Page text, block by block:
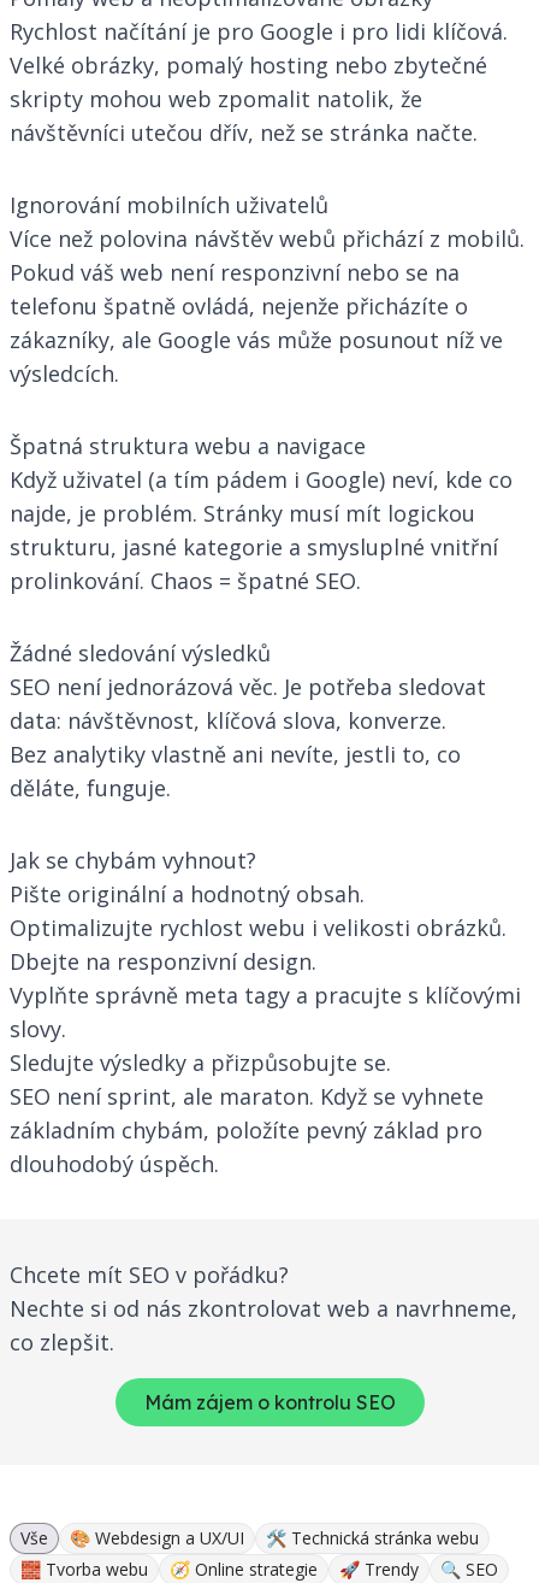
Rychlost načítání je pro Google i pro lidi klíčová.
Velké obrázky, pomalý hosting nebo zbytečné
skripty mohou web zpomalit natolik, že
návštěvníci utečou dřív, než se stránka načte.
Ignorování mobilních uživatelů
Více než polovina návštěv webů přichází z mobilů.
Pokud váš web není responzivní nebo se na
telefonu špatně ovládá, nejenže přicházíte o
zákazníky, ale Google vás může posunout níž ve
výsledcích.
Špatná struktura webu a navigace
Když uživatel (a tím pádem i Google) neví, kde co
najde, je problém. Stránky musí mít logickou
strukturu, jasné kategorie a smysluplné vnitřní
prolinkování. Chaos = špatné SEO.
Žádné sledování výsledků
SEO není jednorázová věc. Je potřeba sledovat
data: návštěvnost, klíčová slova, konverze.
Bez analytiky vlastně ani nevíte, jestli to, co
děláte, funguje.
Jak se chybám vyhnout?
Pište originální a hodnotný obsah.
Optimalizujte rychlost webu i velikosti obrázků.
Dbejte na responzivní design.
Vyplňte správně meta tagy a pracujte s klíčovými
slovy.
Sledujte výsledky a přizpůsobujte se.
SEO není sprint, ale maraton. Když se vyhnete
základním chybám, položíte pevný základ pro
dlouhodobý úspěch.
Chcete mít SEO v pořádku?
Nechte si od nás zkontrolovat web a navrhneme,
co zlepšit.
Mám zájem o kontrolu SEO
Vše 🎨 Webdesign a UX/UI
🛠 Technická stránka webu
🧱 Tvorba webu
🧭 Online strategie 🚀 Trendy
🔍 SEO